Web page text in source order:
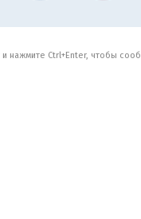
нажмите Ctrl+Enter, чтобы